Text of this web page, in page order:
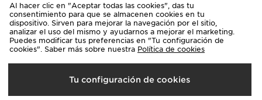
Al hacer clic en "Aceptar todas las cookies", das tu
consentimiento para que se almacenen cookies en tu
dispositivo. Sirven para mejorar la navegación por el sitio,
analizar el uso del mismo y ayudarnos a mejorar el marketing.
Puedes modificar tus preferencias en "Tu configuración de
cookies". Saber más sobre nuestra Política de cookies
Tu configuración de cookies